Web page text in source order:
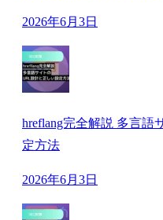
2026年6月3日
hreflang完全解説 多言語
定方法
2026年6月3日